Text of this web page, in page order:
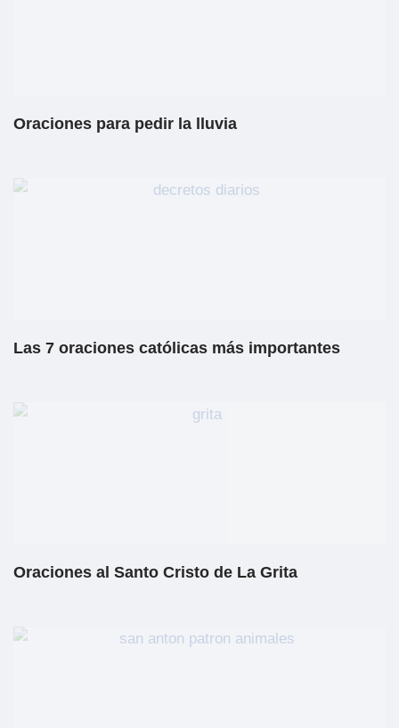
Oraciones para pedir la lluvia
Las 7 oraciones católicas más importantes
Oraciones al Santo Cristo de La Grita